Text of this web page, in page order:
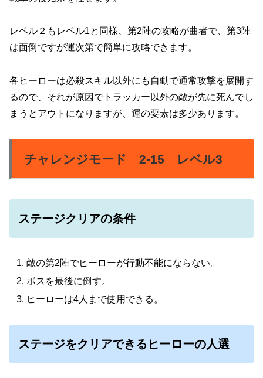
レベル２もレベル1と同様、第2陣の攻略が曲者で、第3陣
は面倒ですが運次第で簡単に攻略できます。
各ヒーローは必殺スキル以外にも自動で通常攻撃を展開す
るので、それが原因でトラッカー以外の敵が先に死んでし
まうとアウトになりますが、運の要素は多少あります。
チャレンジモード 2-15 レベル3
ステージクリアの条件
敵の第2陣でヒーローが行動不能にならない。
ボスを最後に倒す。
ヒーローは4人まで使用できる。
ステージをクリアできるヒーローの人選